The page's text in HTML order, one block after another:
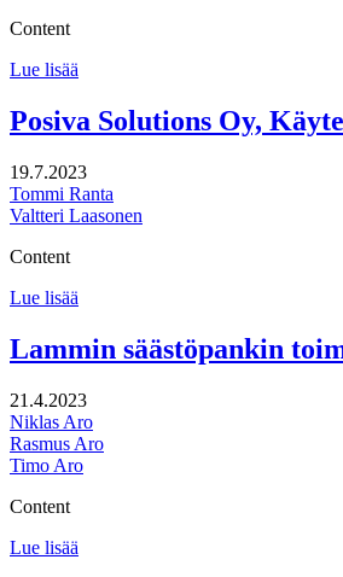
Content
Lue lisää
Oy:n
strategiaprosessi
Posiva Solutions Oy,
19.7.2023
Tommi Ranta
Valtteri Laasonen
Content
Lue lisää
Oy,
Käytetyn
loppusijoitushankkeen
aluetaloudelliset
vaikutukset
Lammin säästöpankin
21.4.2023
Niklas Aro
Rasmus Aro
Timo Aro
Content
Lue lisää